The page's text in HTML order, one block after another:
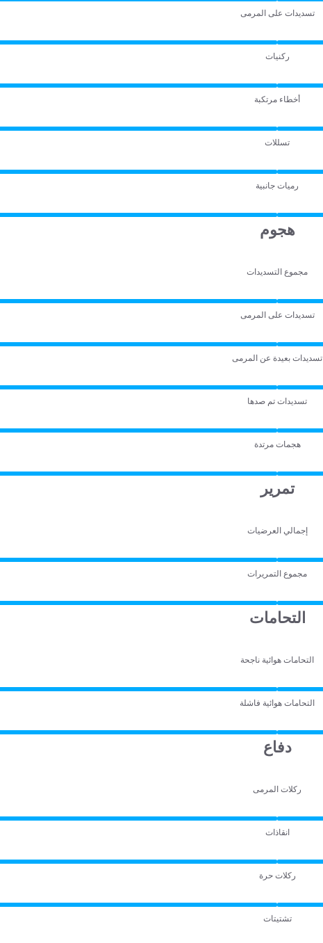
تسديدات على المرمى
ركنيات
أخطاء مرتكبة
تسللات
رميات جانبية
هجوم
مجموع التسديدات
تسديدات على المرمى
تسديدات بعيدة عن المرمى
تسديدات تم صدها
هجمات مرتدة
تمرير
إجمالي العرضيات
مجموع التمريرات
التحامات
التحامات هوائية ناجحة
التحامات هوائية فاشلة
دفاع
ركلات المرمى
انقاذات
ركلات حرة
تشتيتات